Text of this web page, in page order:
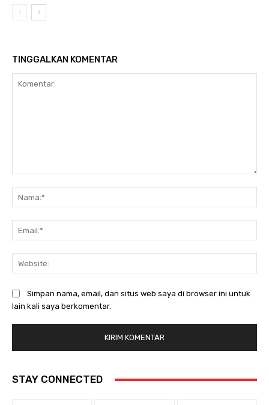
TINGGALKAN KOMENTAR
Simpan nama, email, dan situs web saya di browser ini untuk
lain kali saya berkomentar.
STAY CONNECTED